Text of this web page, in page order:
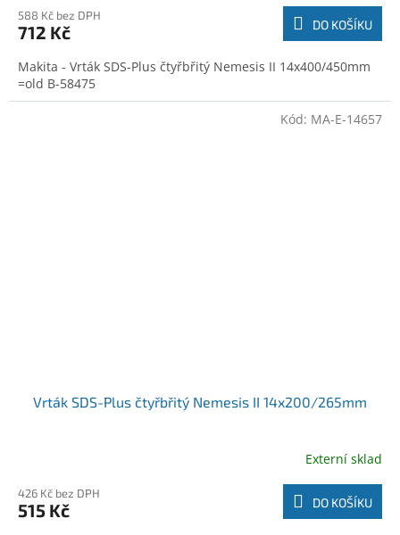
588 Kč bez DPH
712 Kč DO KOŠÍKU
Makita - Vrták SDS-Plus čtyřbřitý Nemesis II 14x400/450mm
=old B-58475
Vrták SDS-Plus čtyřbřitý Nemesis II 14x200/265mm
Externí sklad
426 Kč bez DPH
515 Kč DO KOŠÍKU
Kód: MA-E-14657